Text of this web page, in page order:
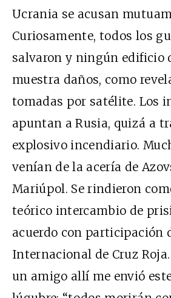
Ucrania se acusan
Curiosamente, todos los
salvaron y ningún edificio
muestra daños, como
tomadas por satélite. Los
apuntan a Rusia, quizá a
explosivo incendiario.
venían de la acería de
Mariúpol. Se rindieron
teórico intercambio de
acuerdo con participación
Internacional de Cruz
un amigo allí me envió